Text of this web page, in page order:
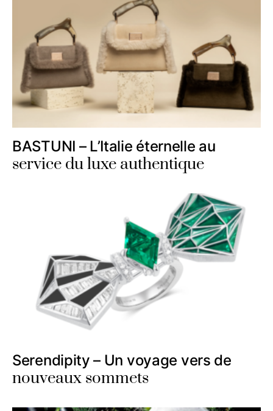
BASTUNI – L’Italie éternelle au
service du luxe authentique
Serendipity – Un voyage vers de
nouveaux sommets